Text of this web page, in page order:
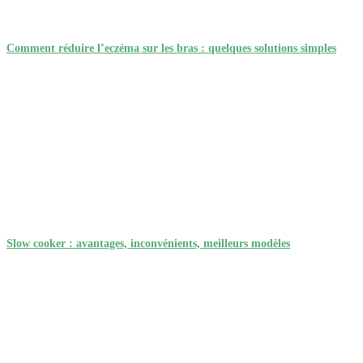
Comment réduire l’eczéma sur les bras : quelques solutions simples
Slow cooker : avantages, inconvénients, meilleurs modèles